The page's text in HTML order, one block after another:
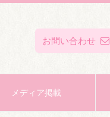
お問い合わせ
メディア掲載